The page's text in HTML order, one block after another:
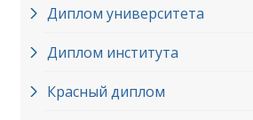
Диплом университета
Диплом института
Красный диплом